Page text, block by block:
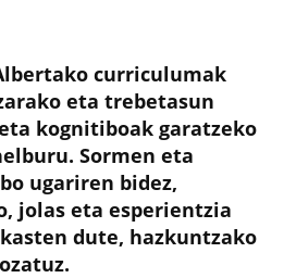
curriculumak
eta trebetasun
kognitiboak garatzeko
Sormen eta
ugariren bidez,
jolas eta esperientzia
dute, hazkuntzako